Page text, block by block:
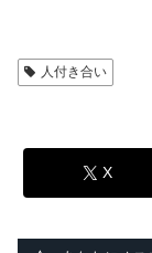
人付き合い
X